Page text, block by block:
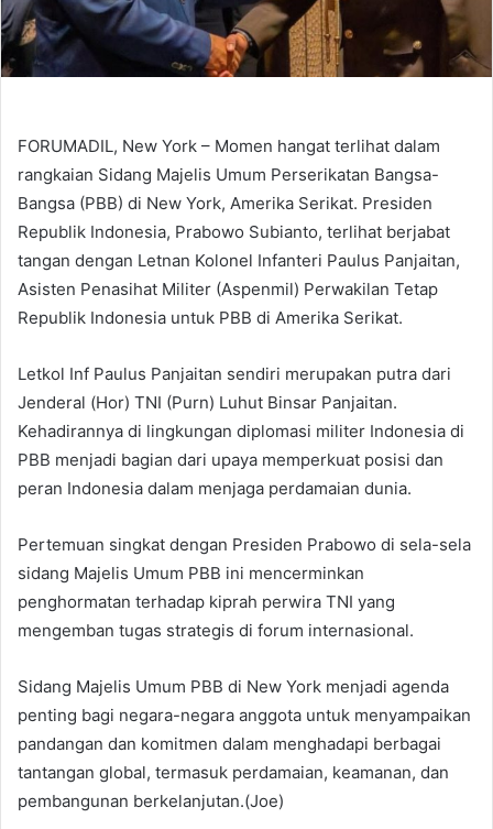
FORUMADIL, New York – Momen hangat terlihat dalam
rangkaian Sidang Majelis Umum Perserikatan Bangsa-
Bangsa (PBB) di New York, Amerika Serikat. Presiden
Republik Indonesia, Prabowo Subianto, terlihat berjabat
tangan dengan Letnan Kolonel Infanteri Paulus Panjaitan,
Asisten Penasihat Militer (Aspenmil) Perwakilan Tetap
Republik Indonesia untuk PBB di Amerika Serikat.
Letkol Inf Paulus Panjaitan sendiri merupakan putra dari
Jenderal (Hor) TNI (Purn) Luhut Binsar Panjaitan.
Kehadirannya di lingkungan diplomasi militer Indonesia di
PBB menjadi bagian dari upaya memperkuat posisi dan
peran Indonesia dalam menjaga perdamaian dunia.
Pertemuan singkat dengan Presiden Prabowo di sela-sela
sidang Majelis Umum PBB ini mencerminkan
penghormatan terhadap kiprah perwira TNI yang
mengemban tugas strategis di forum internasional.
Sidang Majelis Umum PBB di New York menjadi agenda
penting bagi negara-negara anggota untuk menyampaikan
pandangan dan komitmen dalam menghadapi berbagai
tantangan global, termasuk perdamaian, keamanan, dan
pembangunan berkelanjutan.(Joe)